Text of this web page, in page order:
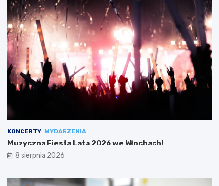
KONCERTY WYDARZENIA
Muzyczna Fiesta Lata 2026 we Włochach!
8 sierpnia 2026